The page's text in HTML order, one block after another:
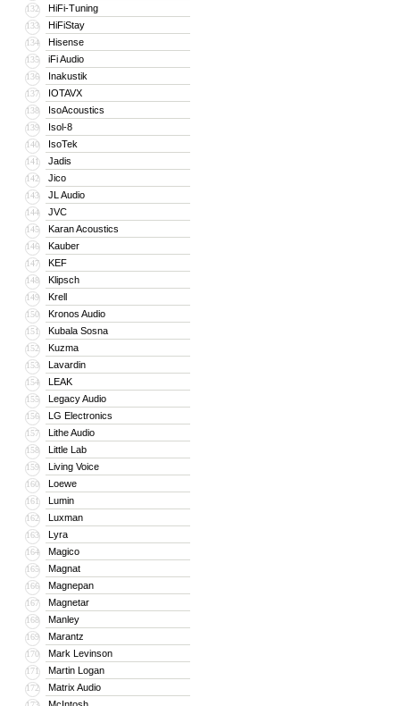
132 HiFi-Tuning
133 HiFiStay
134 Hisense
135 iFi Audio
136 Inakustik
137 IOTAVX
138 IsoAcoustics
139 Isol-8
140 IsoTek
141 Jadis
142 Jico
143 JL Audio
144 JVC
145 Karan Acoustics
146 Kauber
147 KEF
148 Klipsch
149 Krell
150 Kronos Audio
151 Kubala Sosna
152 Kuzma
153 Lavardin
154 LEAK
155 Legacy Audio
156 LG Electronics
157 Lithe Audio
158 Little Lab
159 Living Voice
160 Loewe
161 Lumin
162 Luxman
163 Lyra
164 Magico
165 Magnat
166 Magnepan
167 Magnetar
168 Manley
169 Marantz
170 Mark Levinson
171 Martin Logan
172 Matrix Audio